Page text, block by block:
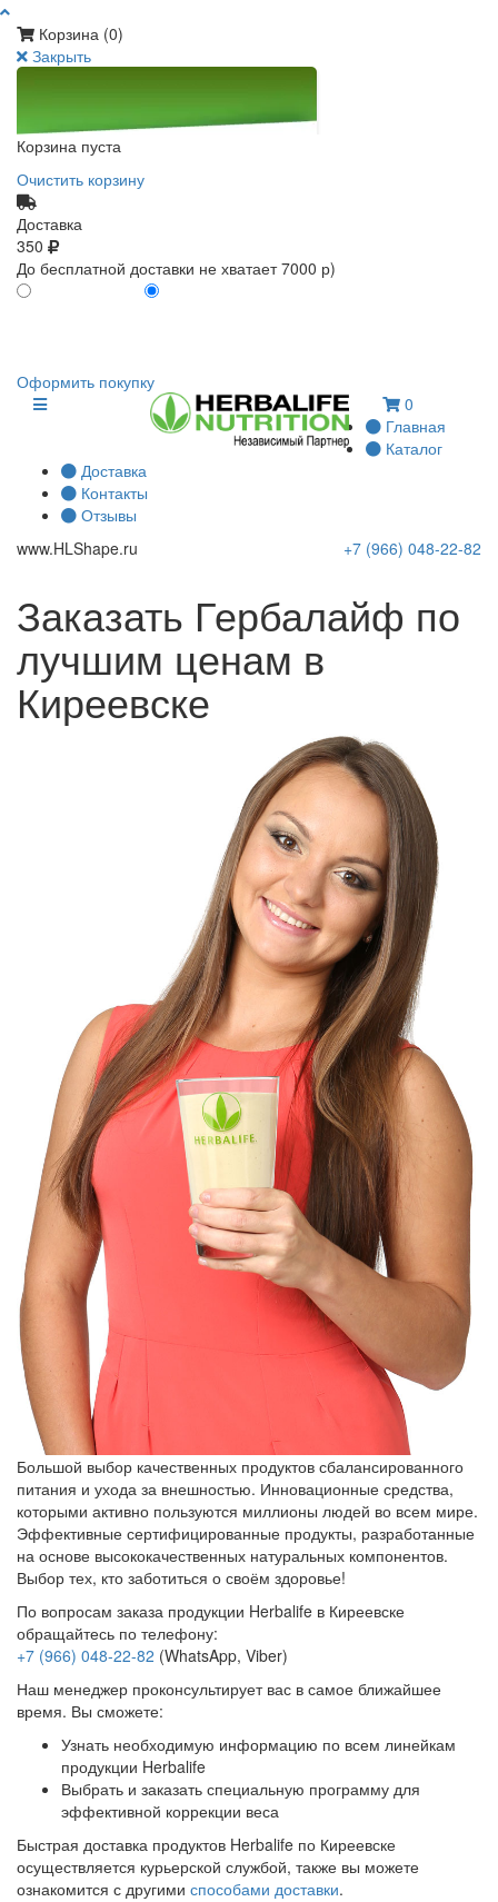
Корзина (0)
Закрыть
Корзина пуста
Очистить корзину
Доставка
350
До бесплатной доставки не хватает 7000 р)
Оформить покупку
0
Главная
Каталог
Доставка
Контакты
Отзывы
www.HLShape.ru +7 (966) 048-22-82
Заказать Гербалайф по
лучшим ценам в
Киреевске
Большой выбор качественных продуктов сбалансированного
питания и ухода за внешностью. Инновационные средства,
которыми активно пользуются миллионы людей во всем мире.
Эффективные сертифицированные продукты, разработанные
на основе высококачественных натуральных компонентов.
Выбор тех, кто заботиться о своём здоровье!
По вопросам заказа продукции Herbalife в Киреевске
обращайтесь по телефону:
+7 (966) 048-22-82 (WhatsApp, Viber)
Наш менеджер проконсультирует вас в самое ближайшее
время. Вы сможете:
Узнать необходимую информацию по всем линейкам
продукции Herbalife
Выбрать и заказать специальную программу для
эффективной коррекции веса
Быстрая доставка продуктов Herbalife по Киреевске
осуществляется курьерской службой, также вы можете
ознакомится с другими способами доставки.